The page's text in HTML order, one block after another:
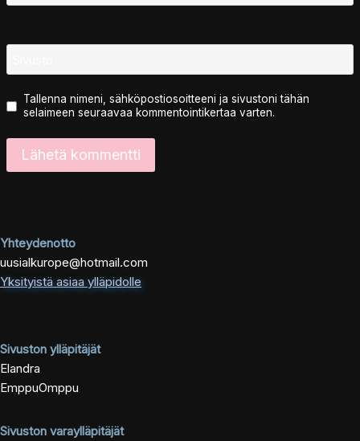
Tallenna nimeni, sähköpostiosoitteeni ja sivustoni tähän
selaimeen seuraavaa kommentointikertaa varten.
Yhteydenotto
uusialkurope@hotmail.com
Yksityistä asiaa ylläpidolle
Sivuston ylläpitäjät
Elandra
EmppuOmppu
Sivuston varaylläpitäjät